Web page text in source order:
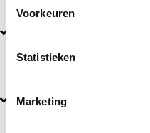
Voorkeuren
Statistieken
Marketing
Betaalbaar: een SaaS
mensen die daarop